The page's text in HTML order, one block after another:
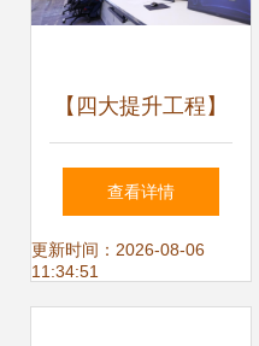
【四大提升工程】
科技创新 锡业分公
司全力加快锡冶
查看详情
更新时间：2026-08-06
11:34:51